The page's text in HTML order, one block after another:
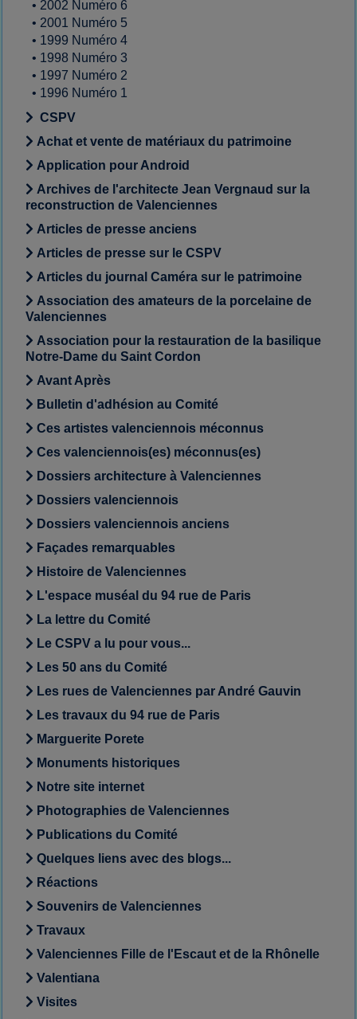
• 2002 Numéro 6
• 2001 Numéro 5
• 1999 Numéro 4
• 1998 Numéro 3
• 1997 Numéro 2
• 1996 Numéro 1
CSPV
Achat et vente de matériaux du patrimoine
Application pour Android
Archives de l'architecte Jean Vergnaud sur la
reconstruction de Valenciennes
Articles de presse anciens
Articles de presse sur le CSPV
Articles du journal Caméra sur le patrimoine
Association des amateurs de la porcelaine de
Valenciennes
Association pour la restauration de la basilique
Notre-Dame du Saint Cordon
Avant Après
Bulletin d'adhésion au Comité
Ces artistes valenciennois méconnus
Ces valenciennois(es) méconnus(es)
Dossiers architecture à Valenciennes
Dossiers valenciennois
Dossiers valenciennois anciens
Façades remarquables
Histoire de Valenciennes
L'espace muséal du 94 rue de Paris
La lettre du Comité
Le CSPV a lu pour vous...
Les 50 ans du Comité
Les rues de Valenciennes par André Gauvin
Les travaux du 94 rue de Paris
Marguerite Porete
Monuments historiques
Notre site internet
Photographies de Valenciennes
Publications du Comité
Quelques liens avec des blogs...
Réactions
Souvenirs de Valenciennes
Travaux
Valenciennes Fille de l'Escaut et de la Rhônelle
Valentiana
Visites